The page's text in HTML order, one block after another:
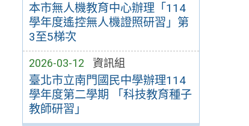
本市無人機教育中心辦理「114
學年度遙控無人機證照研習」第
3至5梯次
2026-03-12 資訊組
臺北市立南門國民中學辦理114
學年度第二學期 「科技教育種子
教師研習」